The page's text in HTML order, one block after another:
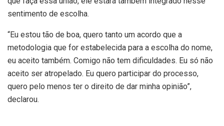
sentimento de escolha.
“Eu estou tão de boa, quero tanto um acordo que a
metodologia que for estabelecida para a escolha do nome,
eu aceito também. Comigo não tem dificuldades. Eu só não
aceito ser atropelado. Eu quero participar do processo,
quero pelo menos ter o direito de dar minha opinião”,
declarou.